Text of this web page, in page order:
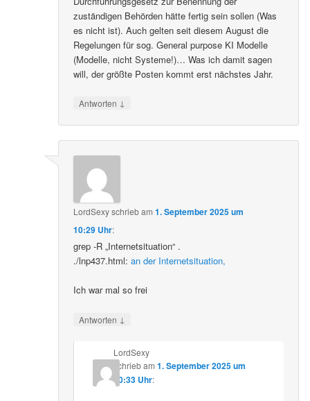
zuständigen Behörden hätte fertig sein sollen (Was
es nicht ist). Auch gelten seit diesem August die
Regelungen für sog. General purpose KI Modelle
(Modelle, nicht Systeme!)… Was ich damit sagen
will, der größte Posten kommt erst nächstes Jahr.
Antworten ↓
LordSexyschriebam1. September 2025 um
10:29 Uhr:
grep -R „Internetsituation“ .
./lnp437.html:an der Internetsituation,
Ich war mal so frei
Antworten ↓
LordSexy
schriebam 1. September 2025 um
10:33 Uhr: